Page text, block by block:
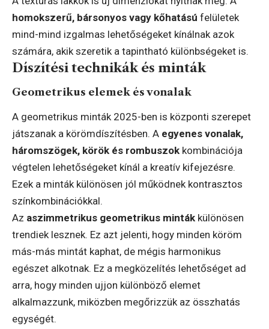
homokszerű, bársonyos vagy kőhatású felületek
mind-mind izgalmas lehetőségeket kínálnak azok
számára, akik szeretik a tapintható különbségeket is.
Díszítési technikák és minták
Geometrikus elemek és vonalak
A geometrikus minták 2025-ben is központi szerepet
játszanak a körömdíszítésben. A egyenes vonalak,
háromszögek, körök és rombuszok kombinációja
végtelen lehetőségeket kínál a kreatív kifejezésre.
Ezek a minták különösen jól működnek kontrasztos
színkombinációkkal.
Az aszimmetrikus geometrikus minták különösen
trendiek lesznek. Ez azt jelenti, hogy minden köröm
más-más mintát kaphat, de mégis harmonikus
egészet alkotnak. Ez a megközelítés lehetőséget ad
arra, hogy minden ujjon különböző elemet
alkalmazzunk, miközben megőrizzük az összhatás
egységét.